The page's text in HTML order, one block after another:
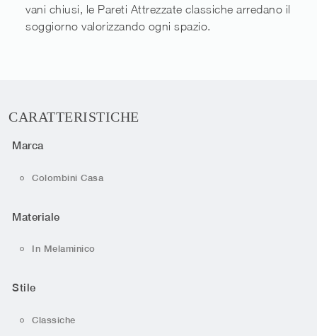
vani chiusi, le Pareti Attrezzate classiche arredano il
soggiorno valorizzando ogni spazio.
CARATTERISTICHE
Marca
Colombini Casa
Materiale
In Melaminico
Stile
Classiche